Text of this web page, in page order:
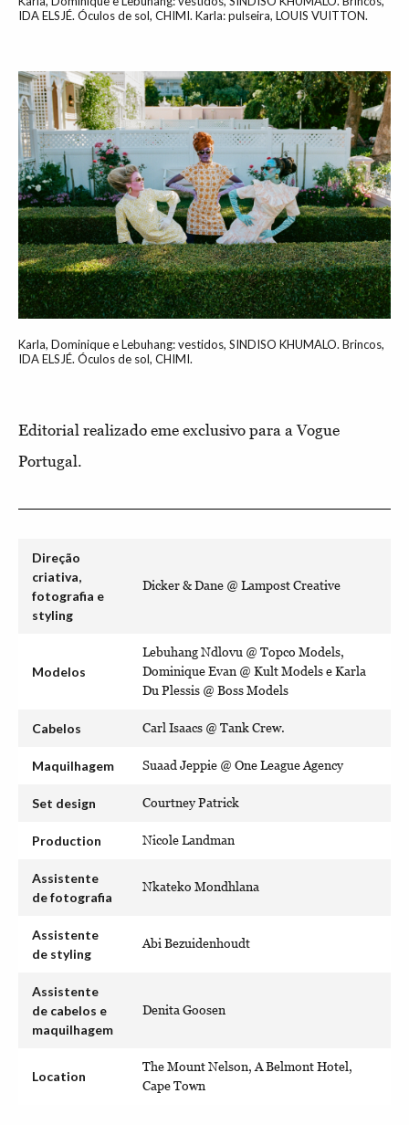
IDA ELSJÉ. Óculos de sol, CHIMI. Karla: pulseira, LOUIS VUITTON.
Karla, Dominique e Lebuhang: vestidos, SINDISO KHUMALO. Brincos,
IDA ELSJÉ. Óculos de sol, CHIMI.
Editorial realizado eme exclusivo para a Vogue
Portugal.
Direção
criativa,
fotografia e
styling
Dicker & Dane @ Lampost Creative
Modelos
Lebuhang Ndlovu @ Topco Models,
Dominique Evan @ Kult Models e Karla
Du Plessis @ Boss Models
Cabelos Carl Isaacs @ Tank Crew.
Maquilhagem Suaad Jeppie @ One League Agency
Set design Courtney Patrick
Production Nicole Landman
Assistente
de fotografia
Nkateko Mondhlana
Assistente
de styling
Abi Bezuidenhoudt
Assistente
de cabelos e
maquilhagem
Denita Goosen
Location
The Mount Nelson, A Belmont Hotel,
Cape Town